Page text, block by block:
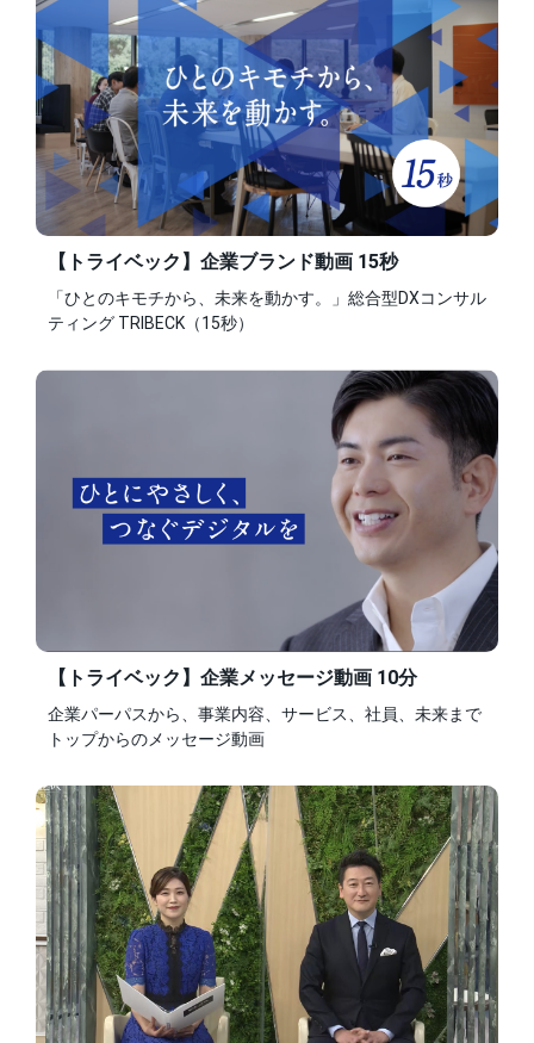
【トライベック】企業ブランド動画 15秒
「ひとのキモチから、未来を動かす。」総合型DXコンサル
ティング TRIBECK（15秒）
【トライベック】企業メッセージ動画 10分
企業パーパスから、事業内容、サービス、社員、未来まで
トップからのメッセージ動画